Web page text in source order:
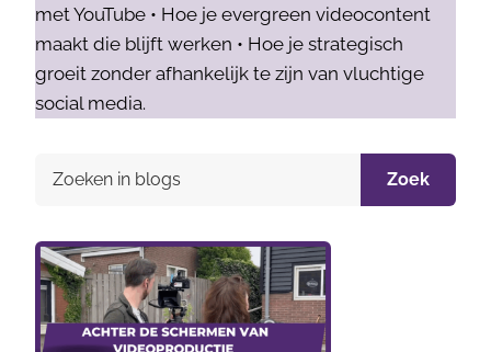
met YouTube • Hoe je evergreen videocontent
maakt die blijft werken • Hoe je strategisch
groeit zonder afhankelijk te zijn van vluchtige
social media.
Zoek